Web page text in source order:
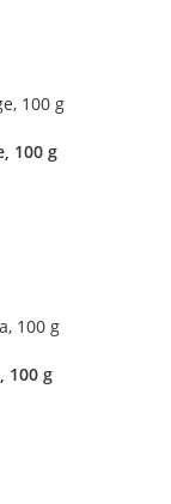
100 g
100 g